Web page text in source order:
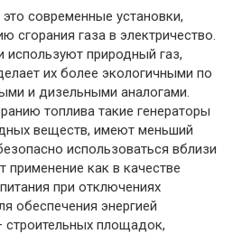
современные установки,
сгорания газа в электричество.
используют природный газ,
их более экологичными по
и дизельными аналогами.
топлива такие генераторы
веществ, имеют меньший
использоваться вблизи
применение как в качестве
при отключениях
обеспечения энергией
площадок,